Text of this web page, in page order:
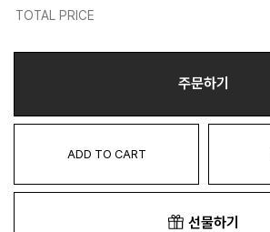
TOTAL PRICE
주문하기
ADD TO CART
선물하기